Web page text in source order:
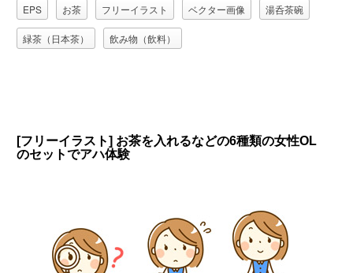
EPS お茶 フリーイラスト ベクター画像 湯呑茶碗
緑茶（日本茶） 飲み物（飲料）
[フリーイラスト] お茶を入れるなどの6種類の女性OL
のセットでアハ体験